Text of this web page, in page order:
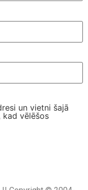
un vietni šajā
kad vēlēšos